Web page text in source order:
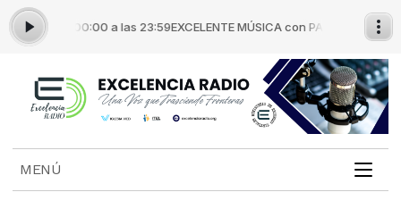
de las 00:00 a las 23:59EXCELENTE MÚSICA con PASTOR
MENÚ